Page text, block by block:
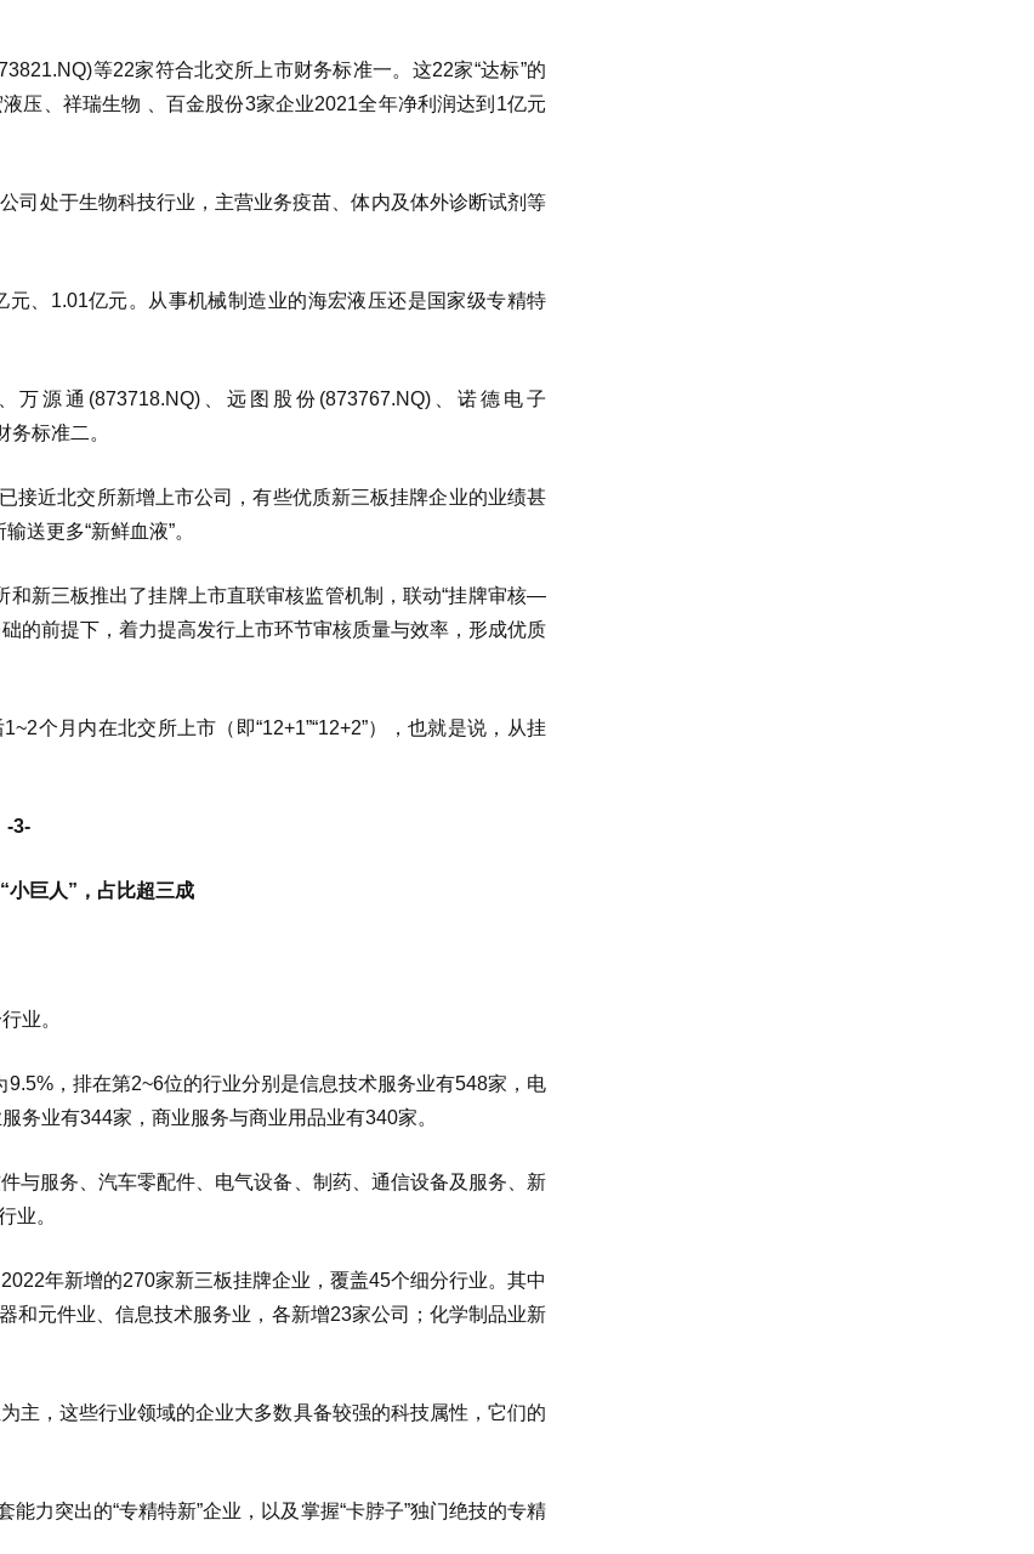
等22家符合北交所上市财务标准一。这22家“达标”的
压、祥瑞生物 、百金股份3家企业2021全年净利润达到1亿元
司处于生物科技行业，主营业务疫苗、体内及体外诊断试剂等
、1.01亿元。从事机械制造业的海宏液压还是国家级专精特
万源通(873718.NQ)、远图股份(873767.NQ)、诺德电子
标准二。
接近北交所新增上市公司，有些优质新三板挂牌企业的业绩甚
送更多“新鲜血液”。
和新三板推出了挂牌上市直联审核监管机制，联动“挂牌审核—
的前提下，着力提高发行上市环节审核质量与效率，形成优质
个月内在北交所上市（即“12+1”“12+2”），也就是说，从挂
-3-
小巨人”，占比超三成
业。
，排在第2~6位的行业分别是信息技术服务业有548家，电
务业有344家，商业服务与商业用品业有340家。
与服务、汽车零配件、电气设备、制药、通信设备及服务、新
业。
年新增的270家新三板挂牌企业，覆盖45个细分行业。其中
和元件业、信息技术服务业，各新增23家公司；化学制品业新
主，这些行业领域的企业大多数具备较强的科技属性，它们的
力突出的“专精特新”企业，以及掌握“卡脖子”独门绝技的专精